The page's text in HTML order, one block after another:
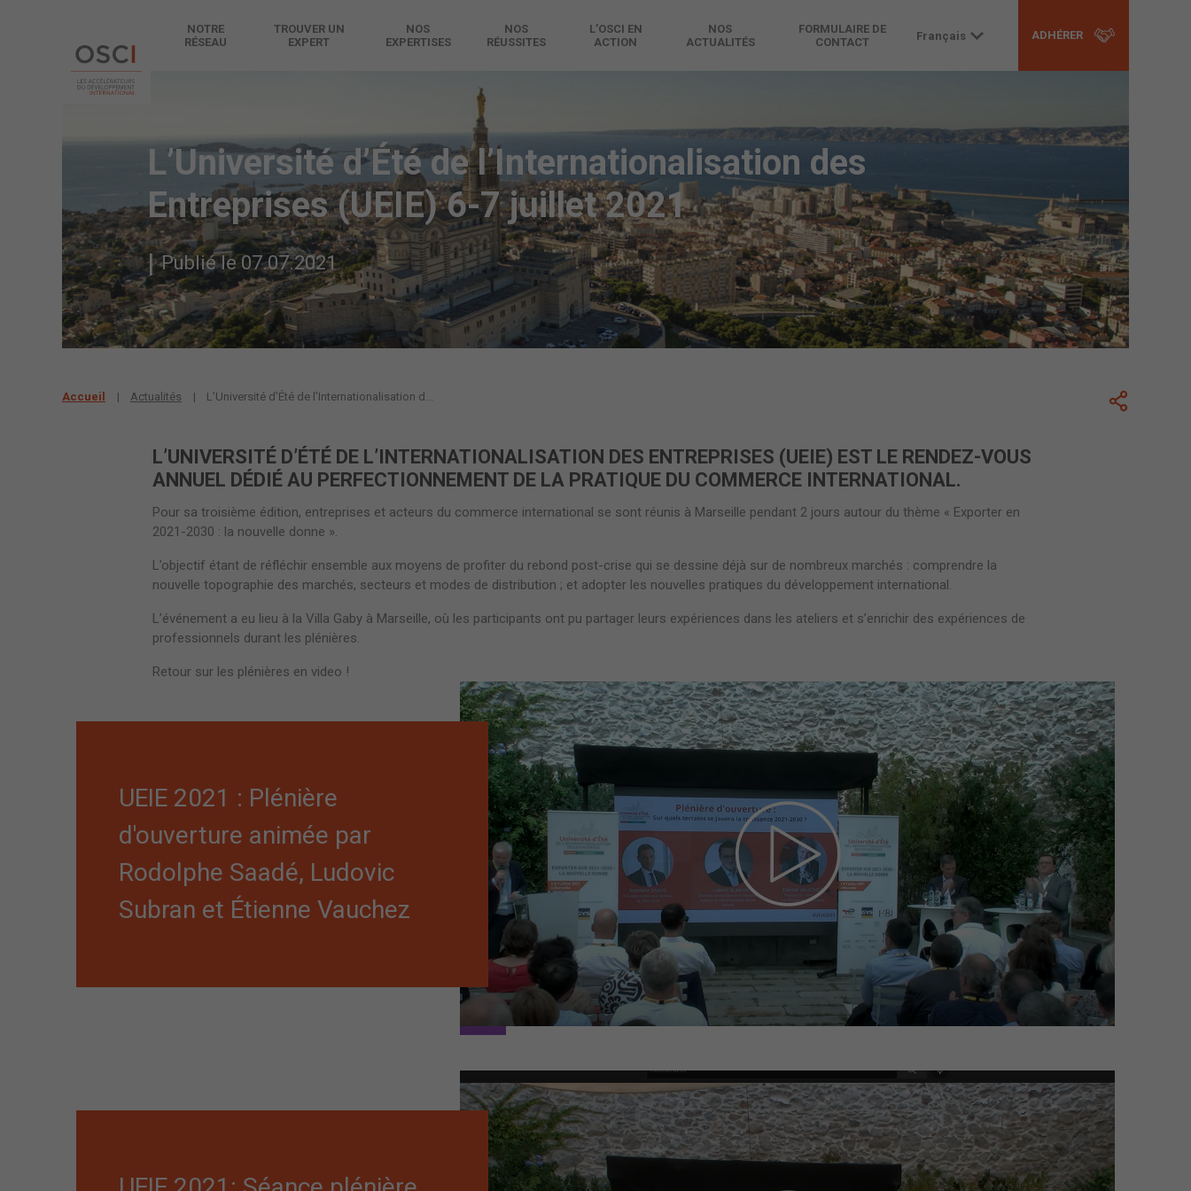
NOTRE
RÉSEAU
TROUVER UN
EXPERT
NOS
EXPERTISES
NOS
RÉUSSITES
L’OSCI EN
ACTION
NOS
ACTUALITÉS
FORMULAIRE DE
CONTACT
Français ADHÉRER
L’Université d’Été de l’Internationalisation des
Entreprises (UEIE) 6-7 juillet 2021
Publié le 07.07.2021
Accueil Actualités L’Université d’Été de l’Internationalisation d...
L’UNIVERSITÉ D’ÉTÉ DE L’INTERNATIONALISATION DES ENTREPRISES (UEIE) EST LE RENDEZ-VOUS
ANNUEL DÉDIÉ AU PERFECTIONNEMENT DE LA PRATIQUE DU COMMERCE INTERNATIONAL.
Pour sa troisième édition, entreprises et acteurs du commerce international se sont réunis à Marseille pendant 2 jours autour du thème « Exporter en
2021-2030 : la nouvelle donne ».
L’objectif étant de réfléchir ensemble aux moyens de profiter du rebond post-crise qui se dessine déjà sur de nombreux marchés : comprendre la
nouvelle topographie des marchés, secteurs et modes de distribution ; et adopter les nouvelles pratiques du développement international.
L’événement a eu lieu à la Villa Gaby à Marseille, où les participants ont pu partager leurs expériences dans les ateliers et s’enrichir des expériences de
professionnels durant les plénières.
Retour sur les plénières en video !
UEIE 2021 : Plénière
d'ouverture animée par
Rodolphe Saadé, Ludovic
Subran et Étienne Vauchez